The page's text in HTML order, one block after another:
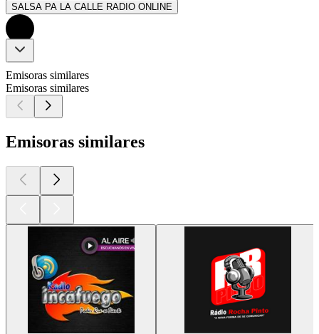
SALSA PA LA CALLE RADIO ONLINE
Emisoras similares
Emisoras similares
Emisoras similares